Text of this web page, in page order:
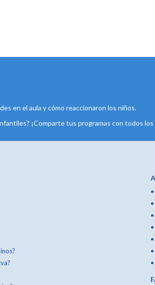
en el aula y cómo reaccionaron los niños.
¡Comparte tus programas con todos
•
•
•
•
•
•
•